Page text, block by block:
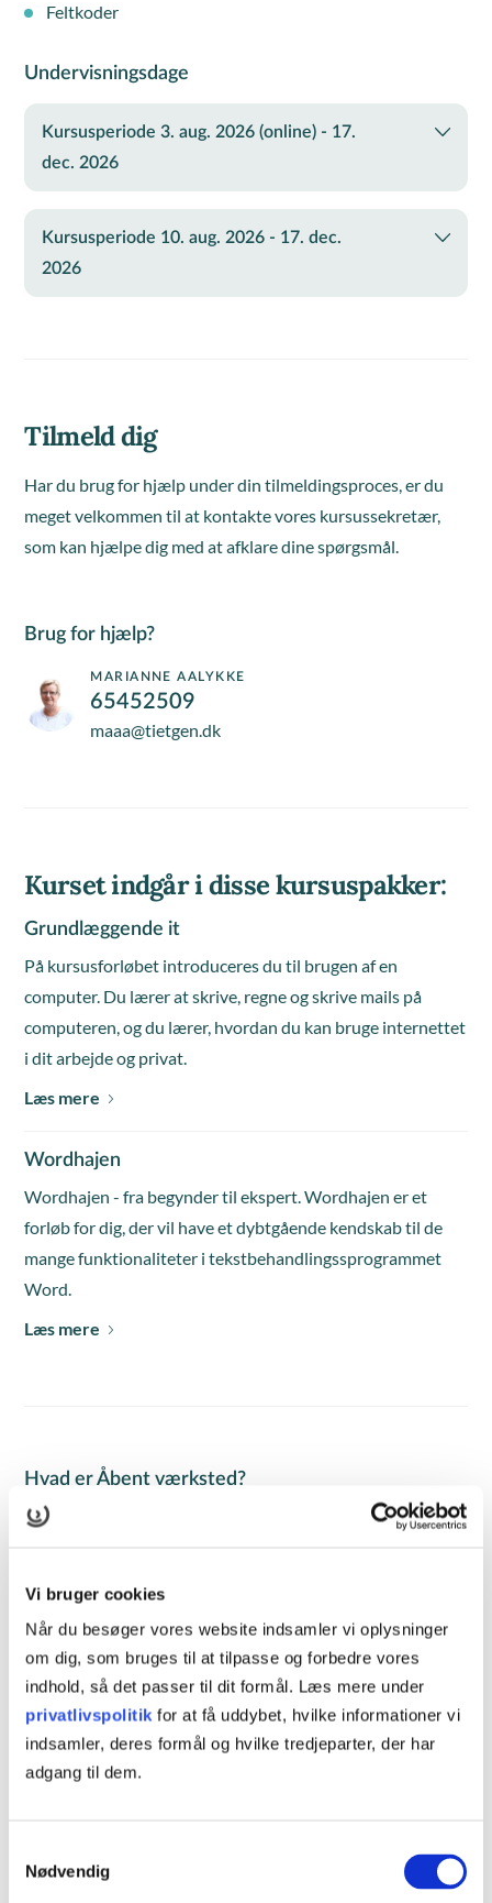
Vi bruger cookies
Når du besøger vores website indsamler vi oplysninger
om dig, som bruges til at tilpasse og forbedre vores
indhold, så det passer til dit formål. Læs mere under
privatlivspolitik for at få uddybet, hvilke informationer vi
indsamler, deres formål og hvilke tredjeparter, der har
adgang til dem.
Nødvendig
Feltkoder
Undervisningsdage
Kursusperiode 3. aug. 2026 (online) - 17.
dec. 2026
Kursusperiode 10. aug. 2026 - 17. dec.
2026
Tilmeld dig
Har du brug for hjælp under din tilmeldingsproces, er du
meget velkommen til at kontakte vores kursussekretær,
som kan hjælpe dig med at afklare dine spørgsmål.
Brug for hjælp?
MARIANNE AALYKKE
65452509
maaa@tietgen.dk
Kurset indgår i disse kursuspakker:
Grundlæggende it
På kursusforløbet introduceres du til brugen af en
computer. Du lærer at skrive, regne og skrive mails på
computeren, og du lærer, hvordan du kan bruge internettet
i dit arbejde og privat.
Læs mere
Wordhajen
Wordhajen - fra begynder til ekspert. Wordhajen er et
forløb for dig, der vil have et dybtgående kendskab til de
mange funktionaliteter i tekstbehandlingssprogrammet
Word.
Læs mere
Hvad er Åbent værksted?
Kurser i Åbent værksted er selvstudie, hvor du arbejder
torsdag i tidsrummet kl. 8.00-15.30. Tilmelding skal ske
senest to hverdage før kursusstart.
Læs mere
Hvad er onlineundervisning?
På vores onlinekurser arbejder du selvstændigt med
foregår mandag til fredag i tidsrummet kl. 8.00-15.30.